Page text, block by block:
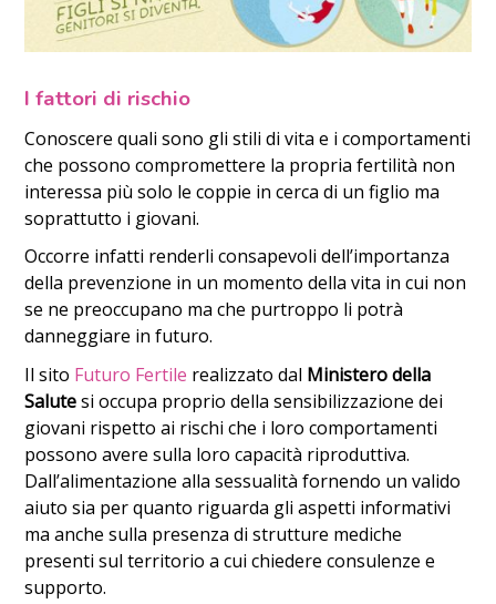
I fattori di rischio
Conoscere quali sono gli stili di vita e i comportamenti
che possono compromettere la propria fertilità non
interessa più solo le coppie in cerca di un figlio ma
soprattutto i giovani.
Occorre infatti renderli consapevoli dell’importanza
della prevenzione in un momento della vita in cui non
se ne preoccupano ma che purtroppo li potrà
danneggiare in futuro.
Il sito Futuro Fertile realizzato dal Ministero della
Salutesi occupa proprio della sensibilizzazione dei
giovani rispetto ai rischi che i loro comportamenti
possono avere sulla loro capacità riproduttiva.
Dall’alimentazione alla sessualità fornendo un valido
aiuto sia per quanto riguarda gli aspetti informativi
ma anche sulla presenza di strutture mediche
presenti sul territorio a cui chiedere consulenze e
supporto.